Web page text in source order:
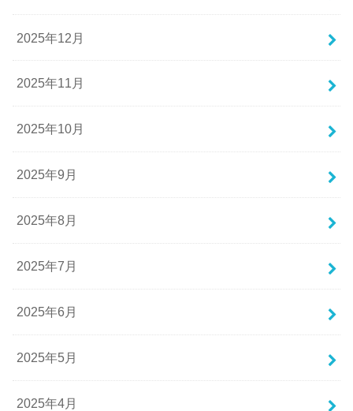
2025年12月
2025年11月
2025年10月
2025年9月
2025年8月
2025年7月
2025年6月
2025年5月
2025年4月